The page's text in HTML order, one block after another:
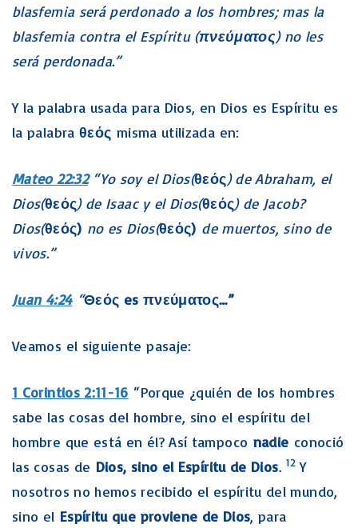
blasfemia será perdonado a los hombres; mas la
blasfemia contra el Espíritu (πνεύματος) no les
será perdonada.”
Y la palabra usada para Dios, en Dios es Espíritu es
la palabra θεός misma utilizada en:
Mateo 22:32“Yo soy el Dios(θεός) de Abraham, el
Dios(θεός) de Isaac y el Dios(θεός) de Jacob?
Dios(θεός) no es Dios(θεός) de muertos, sino de
vivos.”
Juan 4:24“Θεός es πνεύματος…”
Veamos el siguiente pasaje:
1 Corintios 2:11-16 “Porque ¿quién de los hombres
sabe las cosas del hombre, sino el espíritu del
hombre que está en él? Así tampoco nadie conoció
las cosas de Dios, sino el Espíritu de Dios.12Y
nosotros no hemos recibido el espíritu del mundo,
sino el Espíritu que proviene de Dios, para